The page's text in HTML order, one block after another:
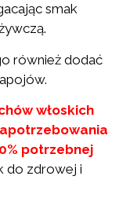
smak
również dodać
włoskich
potrzebnej
do zdrowej i